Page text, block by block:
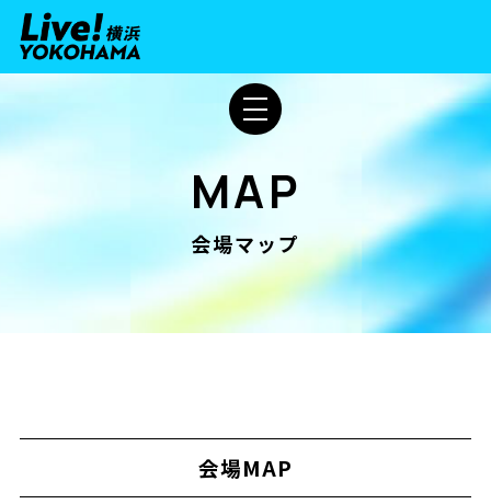
MAP
会場マップ
会場MAP